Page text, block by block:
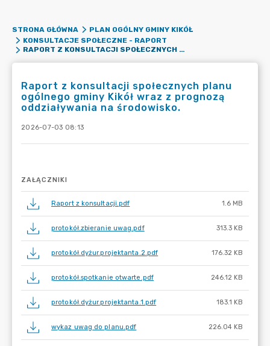
STRONA GŁÓWNA
PLAN OGÓLNY GMINY KIKÓŁ
KONSULTACJE SPOŁECZNE - RAPORT
RAPORT Z KONSULTACJI SPOŁECZNYCH PLANU OGÓLNEGO GMINY KIKÓŁ WRAZ Z PROGNOZĄ ODDZIAŁYWANIA NA ŚRODOWISKO.
Raport z konsultacji społecznych planu
ogólnego gminy Kikół wraz z prognozą
oddziaływania na środowisko.
2026-07-03 08:13
ZAŁĄCZNIKI
Raport z konsultacji.pdf 1.6 MB
protokół.zbieranie uwag.pdf 313.3 KB
protokół.dyżur.projektanta.2.pdf 176.32 KB
protokół.spotkanie otwarte.pdf 246.12 KB
protokół.dyżur.projektanta.1.pdf 183.1 KB
wykaz uwag do planu.pdf 226.04 KB